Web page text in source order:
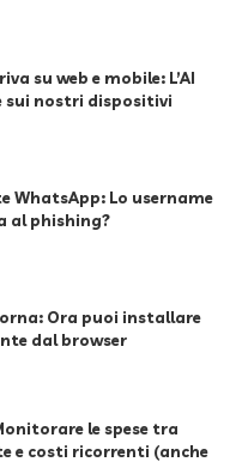
su web e mobile: L’AI
sui nostri dispositivi
WhatsApp: Lo username
al phishing?
Ora puoi installare
dal browser
le spese tra
e costi ricorrenti (anche